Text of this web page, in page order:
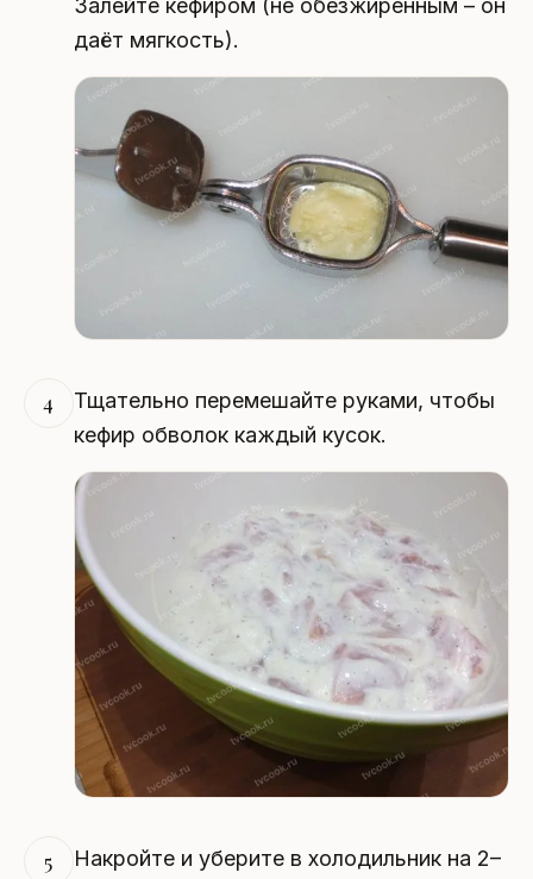
даёт мягкость).
4
Тщательно перемешайте руками, чтобы
кефир обволок каждый кусок.
5
Накройте и уберите в холодильник на 2–